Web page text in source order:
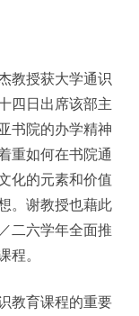
教授获大学通识
四日出席该部主
书院的办学精神
重如何在书院通
化的元素和价值
。谢教授也藉此
二六学年全面推
。
教育课程的重要